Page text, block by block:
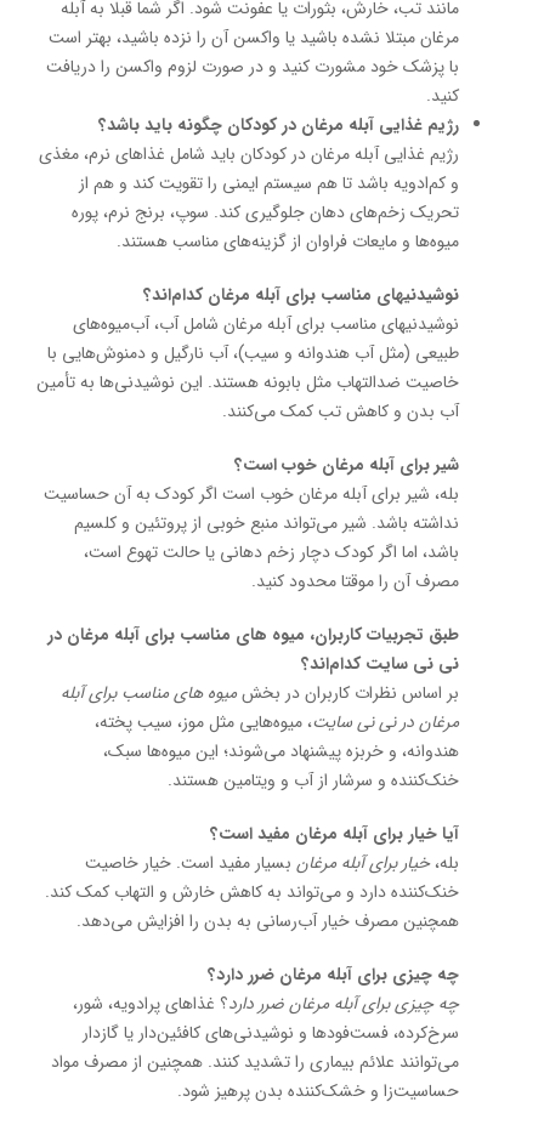
مانند تب، خارش، بثورات یا عفونت شود. اگر شما قبلا به آبله
مرغان مبتلا نشده باشید یا واکسن آن را نزده باشید، بهتر است
با پزشک خود مشورت کنید و در صورت لزوم واکسن را دریافت
کنید.
رژیم غذایی آبله مرغان در کودکان چگونه باید باشد؟
رژیم غذایی آبله مرغان در کودکان باید شامل غذاهای نرم، مغذی
و کم‌ادویه باشد تا هم سیستم ایمنی را تقویت کند و هم از
تحریک زخم‌های دهان جلوگیری کند. سوپ، برنج نرم، پوره
میوه‌ها و مایعات فراوان از گزینه‌های مناسب هستند.
نوشیدنیهای مناسب برای آبله مرغان کدام‌اند؟
نوشیدنیهای مناسب برای آبله مرغان شامل آب، آب‌میوه‌های
طبیعی (مثل آب هندوانه و سیب)، آب نارگیل و دمنوش‌هایی با
خاصیت ضدالتهاب مثل بابونه هستند. این نوشیدنی‌ها به تأمین
آب بدن و کاهش تب کمک می‌کنند.
شیر برای آبله مرغان خوب است؟
بله، شیر برای آبله مرغان خوب است اگر کودک به آن حساسیت
نداشته باشد. شیر می‌تواند منبع خوبی از پروتئین و کلسیم
باشد، اما اگر کودک دچار زخم دهانی یا حالت تهوع است،
مصرف آن را موقتا محدود کنید.
طبق تجربیات کاربران، میوه های مناسب برای آبله مرغان در
نی نی سایت کدام‌اند؟
بر اساس نظرات کاربران در بخشمیوه های مناسب برای آبله
مرغان در نی نی سایت، میوه‌هایی مثل موز، سیب پخته،
هندوانه، و خربزه پیشنهاد می‌شوند؛ این میوه‌ها سبک،
خنک‌کننده و سرشار از آب و ویتامین هستند.
آیا خیار برای آبله مرغان مفید است؟
بله،خیار برای آبله مرغان بسیار مفید است. خیار خاصیت
خنک‌کننده دارد و می‌تواند به کاهش خارش و التهاب کمک کند.
همچنین مصرف خیار آب‌رسانی به بدن را افزایش می‌دهد.
چه چیزی برای آبله مرغان ضرر دارد؟
چه چیزی برای آبله مرغان ضرر دارد؟ غذاهای پرادویه، شور،
سرخ‌کرده، فست‌فودها و نوشیدنی‌های کافئین‌دار یا گازدار
می‌توانند علائم بیماری را تشدید کنند. همچنین از مصرف مواد
حساسیت‌زا و خشک‌کننده بدن پرهیز شود.